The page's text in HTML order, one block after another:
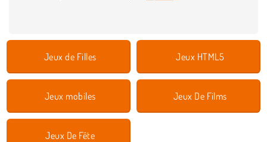
Jeux de Filles Jeux HTML5
Jeux mobiles Jeux De Films
Jeux De Fête